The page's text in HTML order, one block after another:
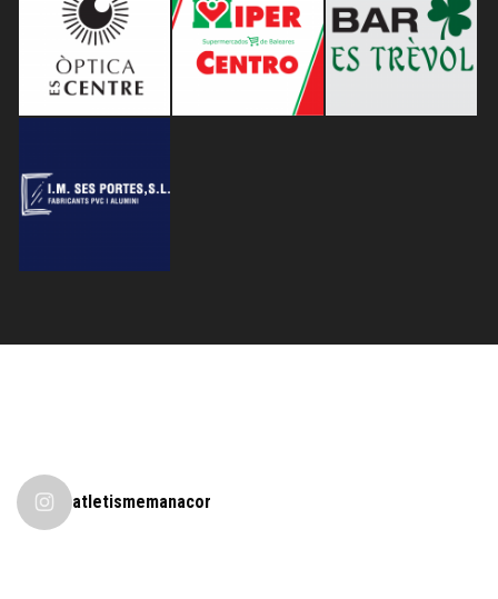
atletismemanacor